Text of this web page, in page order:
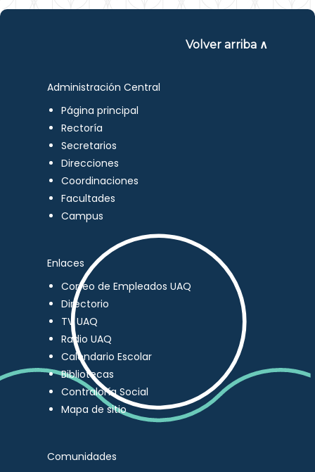
Volver arriba ∧
Administración Central
Página principal
Rectoría
Secretarios
Direcciones
Coordinaciones
Facultades
Campus
Enlaces
Correo de Empleados UAQ
Directorio
TV UAQ
Radio UAQ
Calendario Escolar
Bibliotecas
Contraloría Social
Mapa de sitio
Comunidades